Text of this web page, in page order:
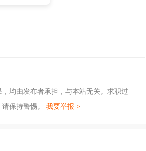
均由发布者承担，与本站无关。求职过
保持警惕。 我要举报 >